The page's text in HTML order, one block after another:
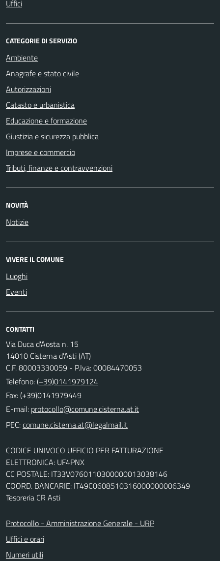
Uffici
CATEGORIE DI SERVIZIO
Ambiente
Anagrafe e stato civile
Autorizzazioni
Catasto e urbanistica
Educazione e formazione
Giustizia e sicurezza pubblica
Imprese e commercio
Tributi, finanze e contravvenzioni
NOVITÀ
Notizie
VIVERE IL COMUNE
Luoghi
Eventi
CONTATTI
Via Duca d'Aosta n. 15
14010 Cisterna d'Asti (AT)
C.F. 80003330059 - P.Iva: 00084470053
Telefono:(+39)0141979124
Fax: (+39)0141979449
E-mail:
PEC:
CODICE UNIVOCO UFFICIO PER FATTURAZIONE
ELETTRONICA: UF4PNX
CC POSTALE: IT33V0760110300000013038146
COORD. BANCARIE: IT49C0608510316000000006349
Tesoreria CR Asti
Protocollo - Amministrazione Generale - URP
Uffici e orari
Numeri utili